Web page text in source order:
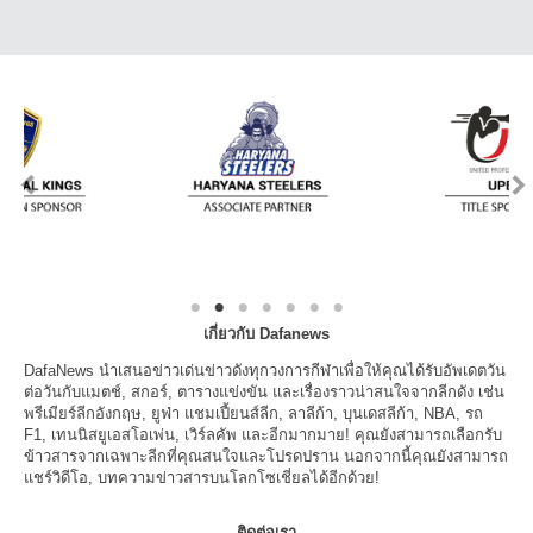
เกี่ยวกับ Dafanews
DafaNews นำเสนอข่าวเด่นข่าวดังทุกวงการกีฬาเพื่อให้คุณได้รับอัพเดตวัน
ต่อวันกับแมตช์, สกอร์, ตารางแข่งขัน และเรื่องราวน่าสนใจจากลีกดัง เช่น
พรีเมียร์ลีกอังกฤษ, ยูฟ่า แชมเปี้ยนส์ลีก, ลาลีก้า, บุนเดสลีก้า, NBA, รถ
F1, เทนนิสยูเอสโอเพ่น, เวิร์ลคัพ และอีกมากมาย! คุณยังสามารถเลือกรับ
ข้าวสารจากเฉพาะลีกที่คุณสนใจและโปรดปราน นอกจากนี้คุณยังสามารถ
แชร์วิดีโอ, บทความข่าวสารบนโลกโซเชี่ยลได้อีกด้วย!